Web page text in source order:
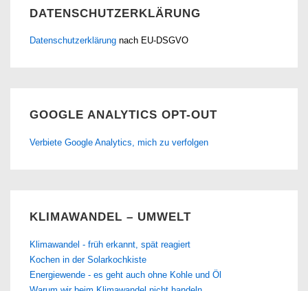
DATENSCHUTZERKLÄRUNG
Datenschutzerklärung nach EU-DSGVO
GOOGLE ANALYTICS OPT-OUT
Verbiete Google Analytics, mich zu verfolgen
KLIMAWANDEL – UMWELT
Klimawandel - früh erkannt, spät reagiert
Kochen in der Solarkochkiste
Energiewende - es geht auch ohne Kohle und Öl